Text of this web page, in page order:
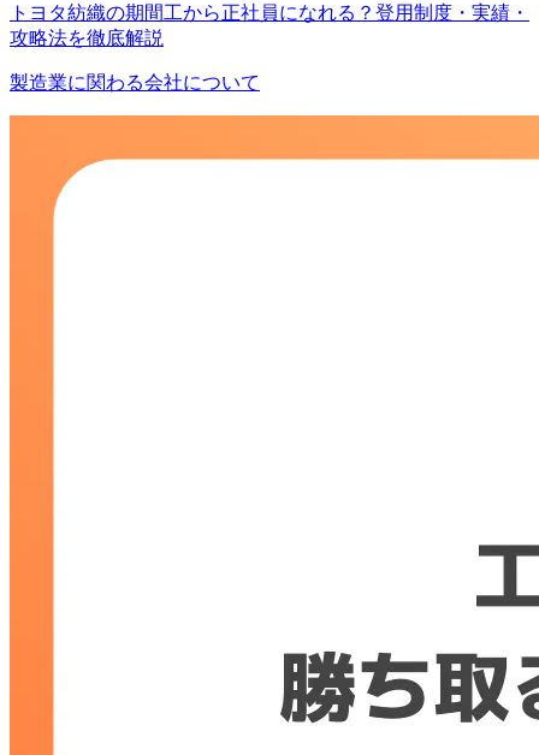
トヨタ紡織の期間工から正社員になれる？登用制度・実績・
攻略法を徹底解説
製造業に関わる会社について